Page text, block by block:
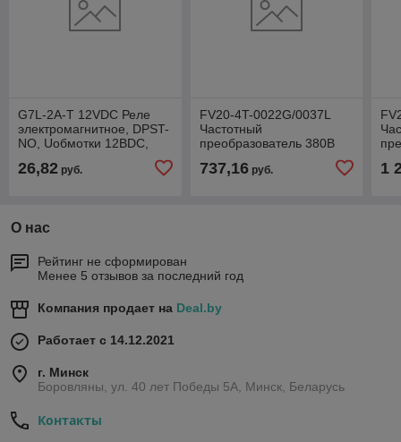
G7L-2A-T 12VDC Реле
электромагнитное, DPST-
NO, Uобмотки 12ВDC,
26,82 руб.
FV20-4T-0022G/0037L
Частотный
преобразователь 380В
737,16руб. 1
О нас
Рейтинг не сформирован
Менее 5 отзывов за последний год
Компания продает на Deal.by
Работает с 14.12.2021
г. Минск
Боровляны, ул. 40 лет Победы 5A, Минск, Беларусь
Контакты